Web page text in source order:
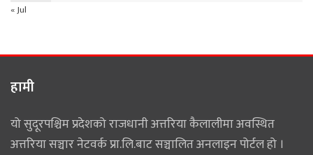
« Jul
हामी
यो सुदूरपश्चिम प्रदेशको राजधानी अत्तरिया कैलालीमा अवस्थित
अत्तरिया सञ्चार नेटवर्क प्रा.लि.बाट सञ्चालित अनलाइन पोर्टल हो ।